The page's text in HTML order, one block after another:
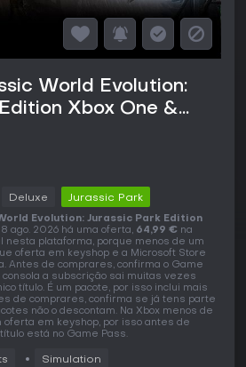
World Evolution:
Xbox One &
Deluxe Jurassic Park
Evolution: Jurassic Park Edition
ago. 2026 há uma oferta, 64,99 € na
nesta plataforma, porque menos de um
oferta em keyshop e a Microsoft Store
Antes de comprares, confirma o Game
a subscrição sai muitas vezes
título. É um pacote, por isso inclui mais
de comprares, confirma se já tens parte
não o descontam. Na Xbox menos de
oferta em keyshop, por isso antes de
está no Game Pass.
Simulation